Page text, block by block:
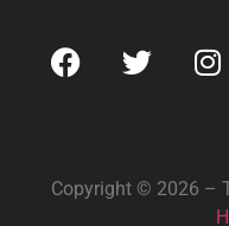
Copyright © 2026 –